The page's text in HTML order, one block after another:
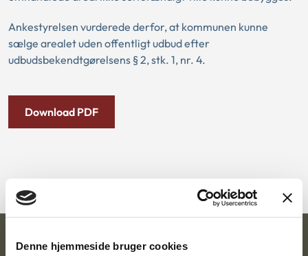
Denne hjemmeside bruger cookies
Ankestyrelsen vurderede derfor, at kommunen kunne
sælge arealet uden offentligt udbud efter
udbudsbekendtgørelsens § 2, stk. 1, nr. 4.
Download PDF
Ankestyrelsen